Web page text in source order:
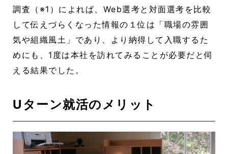
調査（※1）によれば、Web選考と対面選考を比較
して伝えづらくなった情報の１位は「職場の雰囲
気や組織風土」であり、より納得して入職するた
めにも、1度は本社を訪れてみることが必要だと伺
える結果でした。
Uターン就活のメリット